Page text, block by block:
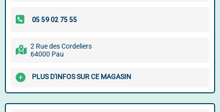
2 Rue des Cordeliers
64000 Pau
PLUS D'INFOS SUR CE MAGASIN